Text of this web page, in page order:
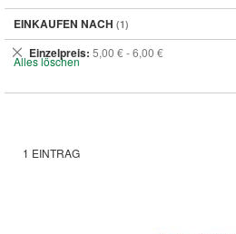
1 EINTRAG
EINKAUFEN NACH
Einzelpreis 5,00 € - 6,00 €
Dies
entfernen
Alles löschen